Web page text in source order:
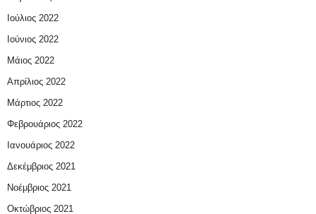
Ιούλιος 2022
Ιούνιος 2022
Μάιος 2022
Απρίλιος 2022
Μάρτιος 2022
Φεβρουάριος 2022
Ιανουάριος 2022
Δεκέμβριος 2021
Νοέμβριος 2021
Οκτώβριος 2021